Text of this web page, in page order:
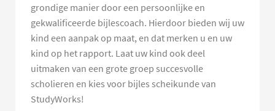
grondige manier door een persoonlijke en
gekwalificeerde bijlescoach. Hierdoor bieden wij uw
kind een aanpak op maat, en dat merken u en uw
kind op het rapport. Laat uw kind ook deel
uitmaken van een grote groep succesvolle
scholieren en kies voor bijles scheikunde van
StudyWorks!